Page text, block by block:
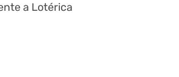
a Lotérica